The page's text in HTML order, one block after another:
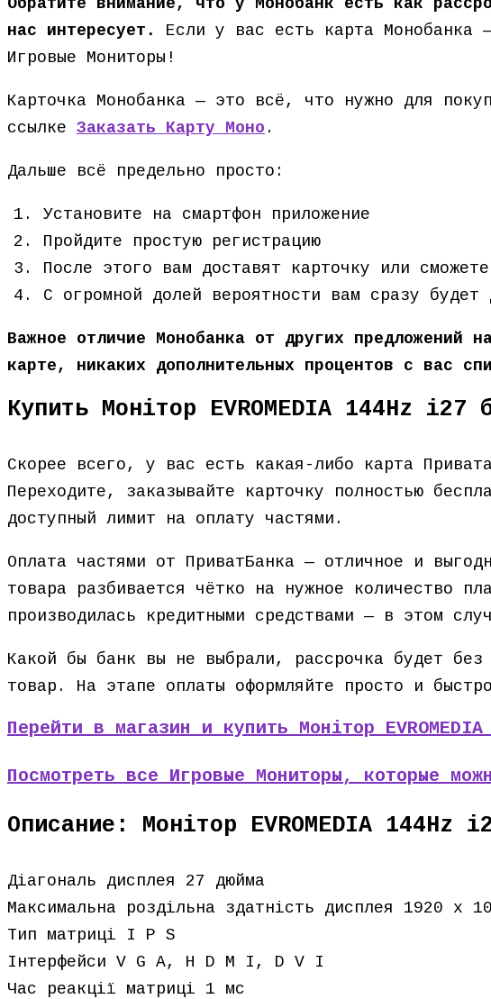
Обратите внимание, что у Монобанк есть как
нас интересует.
Если у вас есть карта Монобанка
Игровые Мониторы!
Карточка Монобанка — это всё, что нужно для
ссылке Заказать Карту Моно .
Дальше всё предельно просто:
Установите на смартфон приложение
Пройдите простую регистрацию
После этого вам доставят карточку или
С огромной долей вероятности вам сразу
Важное отличие Монобанка от других предложений
карте, никаких дополнительных процентов с вас
Купить Монітор EVROMEDIA 144Hz
Скорее всего, у вас есть какая-либо карта
Переходите, заказывайте карточку полностью
доступный лимит на оплату частями.
Оплата частями от ПриватБанка — отличное и
товара разбивается чётко на нужное количество
производилась кредитными средствами — в этом
Какой бы банк вы не выбрали, рассрочка будет
товар. На этапе оплаты оформляйте просто и
Перейти в магазин и купить Монітор
Посмотреть все Игровые Мониторы, которые
Описание: Монітор EVROMEDIA 144Hz
Діагональ дисплея 27 дюйма
Максимальна роздільна здатність дисплея 1920 x
Тип матриці I P S
Інтерфейси V G A, H D M I, D V I
Час реакції матриці 1 мс